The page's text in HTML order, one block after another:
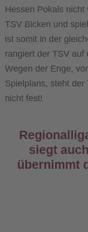
Hessen Pokals
TSV Bicken und
ist somit in der
rangiert der TSV auf
Wegen der Enge,
Spielplans, steht der
nicht fest!
siegt
übernimmt